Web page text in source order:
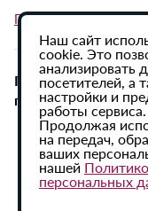
Политика в
При использовании
гиперссылка на ИА
Наш сайт
cookie. Это
анализировать
посетителей, а
настройки и
работы сервиса.
Продолжая
на передач,
ваших
нашей
персональных